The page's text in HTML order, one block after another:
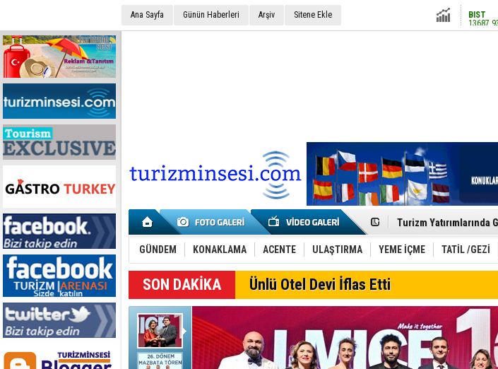
Ana Sayfa Günün Haberleri Arşiv Sitene Ekle
Altın
Etkinlik sektörünün
Turizm Yatırımlarında
Çelebi–THY İş
Global Yatırım
Yabancı Dijital
Tatilsepeti’nden Villa
Jolly ile
LÖSEV Yaz Okulu’nda
Turizm geliri ilk 6 ayda
Canovate’den Yeni
Türk MICE Sektörüne
TAV
SunExpress’ten Tatil
GÜNDEM KONAKLAMA ACENTE ULAŞTIRMA YEME İÇME TATİL /GEZİ
Ünlü Otel Devi İflas Etti